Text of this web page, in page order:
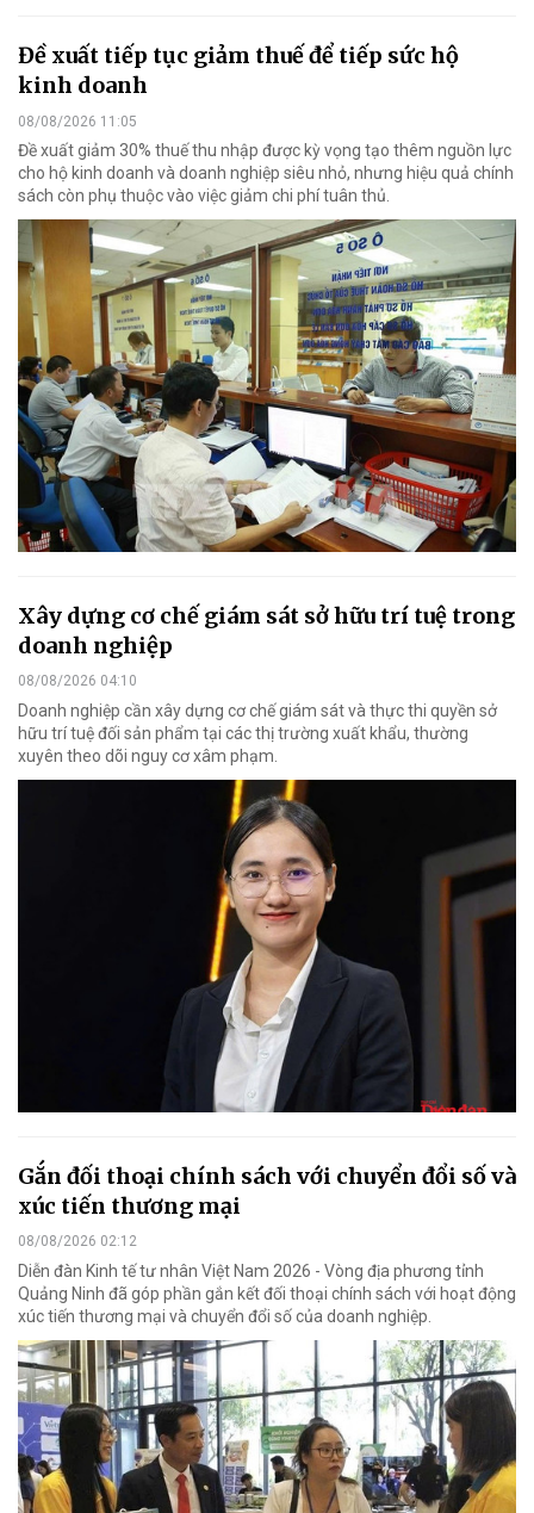
Đề xuất tiếp tục giảm thuế để tiếp sức hộ
kinh doanh
08/08/2026 11:05
Đề xuất giảm 30% thuế thu nhập được kỳ vọng tạo thêm nguồn lực
cho hộ kinh doanh và doanh nghiệp siêu nhỏ, nhưng hiệu quả chính
sách còn phụ thuộc vào việc giảm chi phí tuân thủ.
Xây dựng cơ chế giám sát sở hữu trí tuệ trong
doanh nghiệp
08/08/2026 04:10
Doanh nghiệp cần xây dựng cơ chế giám sát và thực thi quyền sở
hữu trí tuệ đối sản phẩm tại các thị trường xuất khẩu, thường
xuyên theo dõi nguy cơ xâm phạm.
Gắn đối thoại chính sách với chuyển đổi số và
xúc tiến thương mại
08/08/2026 02:12
Diễn đàn Kinh tế tư nhân Việt Nam 2026 - Vòng địa phương tỉnh
Quảng Ninh đã góp phần gắn kết đối thoại chính sách với hoạt động
xúc tiến thương mại và chuyển đổi số của doanh nghiệp.